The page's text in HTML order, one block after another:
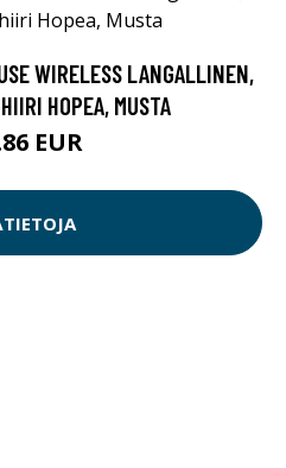
WIRELESS LANGALLINEN,
HOPEA, MUSTA
EUR